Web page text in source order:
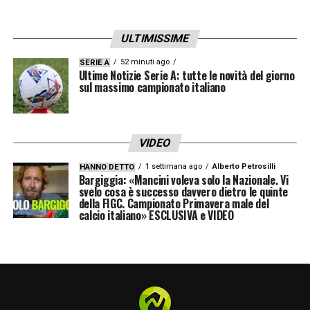
Martial 6.5:oltre ad aver avuto il merito di
trovarsi nel posto giusto al momento giusto
per il gol del primo pareggio, insieme a Matic,
è uno dei migliori dei suoi, per le occasioni
PEGGIORE IN CAMPO ˗ MANCHESTER
UNITED:
Rojo 5:il suo ritorno in campo stava per
molte occasioni e qualche entrata al limite
ULTIMISSIME
SERIE A 52 minuti ago
Ultime Notizie Serie A: tutte le novità del giorno
sul massimo campionato italiano
VIDEO
HANNO DETTO 1 settimana ago Alberto Petrosilli
Bargiggia: «Mancini voleva solo la Nazionale. Vi
svelo cosa è successo davvero dietro le quinte
della FIGC. Campionato Primavera male del
calcio italiano» ESCLUSIVA e VIDEO